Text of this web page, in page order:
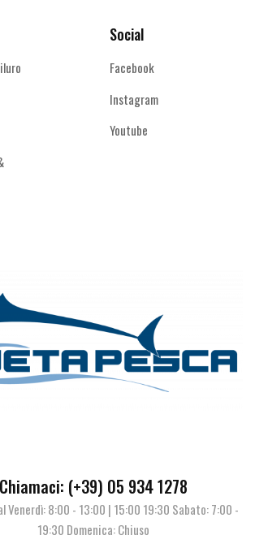
Social
Facebook
Instagram
Youtube
Chiamaci: (+39) 05 934 1278
Venerdì: 8:00 - 13:00 | 15:00 19:30 Sabato: 7:00 -
19:30 Domenica: Chiuso